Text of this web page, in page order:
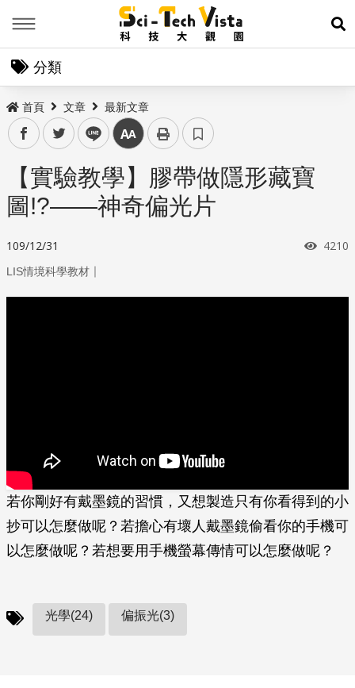
展
分類
首頁 文章 最新文章
facebooktwitter line 中
【實驗教學】膠帶做隱形藏寶
圖!?——神奇偏光片
109/12/31 瀏覽
4210
LIS情境科學教材 ｜
若你剛好有戴墨鏡的習慣，又想製造只有你看得到的小
抄可以怎麼做呢？若擔心有壞人戴墨鏡偷看你的手機可
以怎麼做呢？若想要用手機螢幕傳情可以怎麼做呢？
光學(24) 偏振光(3)